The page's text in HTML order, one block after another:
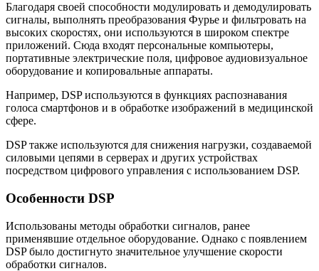
Благодаря своей способности модулировать и демодулировать
сигналы, выполнять преобразования Фурье и фильтровать на
высоких скоростях, они используются в широком спектре
приложений. Сюда входят персональные компьютеры,
портативные электрические поля, цифровое аудиовизуальное
оборудование и копировальные аппараты.
Например, DSP используются в функциях распознавания
голоса смартфонов и в обработке изображений в медицинской
сфере.
DSP также используются для снижения нагрузки, создаваемой
силовыми цепями в серверах и других устройствах
посредством цифрового управления с использованием DSP.
Особенности DSP
Использованы методы обработки сигналов, ранее
применявшие отдельное оборудование. Однако с появлением
DSP было достигнуто значительное улучшение скорости
обработки сигналов.